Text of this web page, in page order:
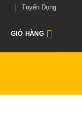
Tuyển Dụng
GIỎ HÀNG